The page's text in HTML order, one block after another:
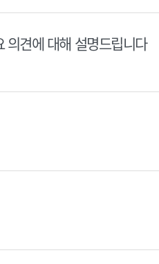
의견에 대해 설명드립니다